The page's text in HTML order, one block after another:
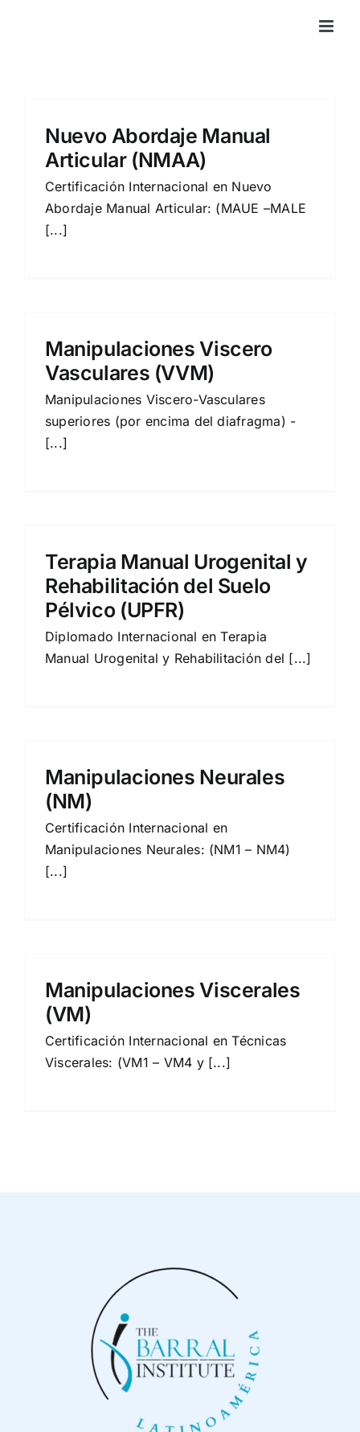
Nuevo Abordaje Manual
Articular (NMAA)
Certificación Internacional en Nuevo
Abordaje Manual Articular: (MAUE –MALE
[...]
Manipulaciones Viscero
Vasculares (VVM)
Manipulaciones Viscero-Vasculares
superiores (por encima del diafragma) -
[...]
Terapia Manual Urogenital y
Rehabilitación del Suelo
Pélvico (UPFR)
Diplomado Internacional en Terapia
Manual Urogenital y Rehabilitación del [...]
Manipulaciones Neurales
(NM)
Certificación Internacional en
Manipulaciones Neurales: (NM1 – NM4)
[...]
Manipulaciones Viscerales
(VM)
Certificación Internacional en Técnicas
Viscerales: (VM1 – VM4 y [...]